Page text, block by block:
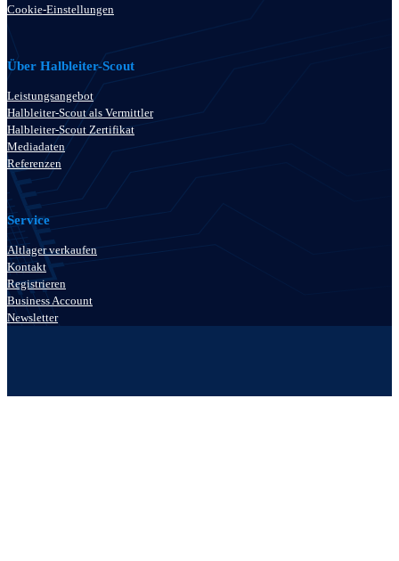
Cookie-Einstellungen
Über Halbleiter-Scout
Leistungsangebot
Halbleiter-Scout als Vermittler
Halbleiter-Scout Zertifikat
Mediadaten
Referenzen
Service
Altlager verkaufen
Kontakt
Registrieren
Business Account
Newsletter